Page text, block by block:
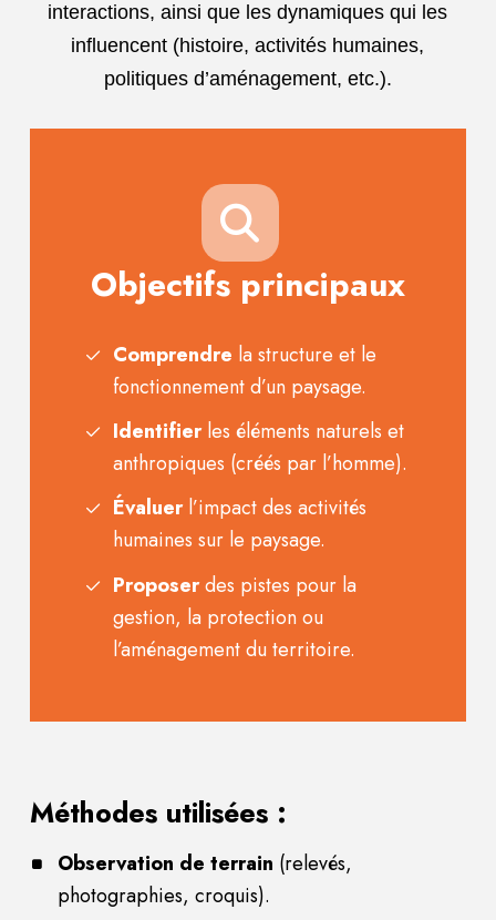
interactions, ainsi que les dynamiques qui les
influencent (histoire, activités humaines,
politiques d’aménagement, etc.).
Objectifs principaux
Comprendre la structure et le
fonctionnement d’un paysage.
Identifierles éléments naturels et
anthropiques (créés par l’homme).
Évaluerl’impact des activités
humaines sur le paysage.
Proposerdes pistes pour la
gestion, la protection ou
l’aménagement du territoire.
Méthodes utilisées :
Observation de terrain (relevés,
photographies, croquis).